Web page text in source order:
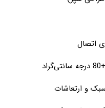
اتصال
و ارتعاشات